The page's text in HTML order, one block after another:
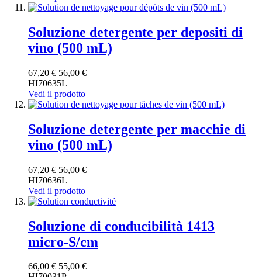
Soluzione detergente per depositi di
vino (500 mL)
67,20 € 56,00 €
HI70635L
Vedi il prodotto
Soluzione detergente per macchie di
vino (500 mL)
67,20 € 56,00 €
HI70636L
Vedi il prodotto
Soluzione di conducibilità 1413
micro-S/cm
66,00 € 55,00 €